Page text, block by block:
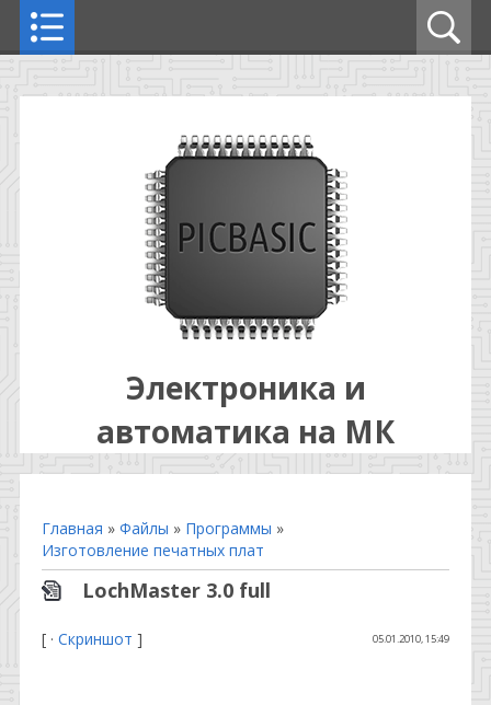
Электроника и
автоматика на МК
Главная » Файлы » Программы »
Изготовление печатных плат
LochMaster 3.0 full
[ · Скриншот ] 05.01.2010, 15:49